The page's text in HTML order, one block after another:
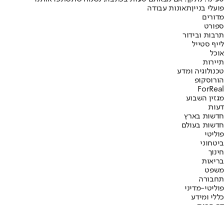
פועלי בנייןתאונות עבודה
מדורים
ספורט
תרבות ובידור
לייף סטייל
אוכל
תיירות
טכנולוגיה ומדע
הורוסקופ
ForReal
מגזין השבוע
דעות
חדשות בארץ
חדשות בעולם
פוליטי
ביטחוני
חינוך
בריאות
משפט
תחבורה
פוליטי-מדיני
כללי ומידע